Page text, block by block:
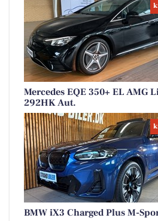
Mercedes EQE 350+ EL AMG
292HK Aut.
BMW iX3 Charged Plus M-